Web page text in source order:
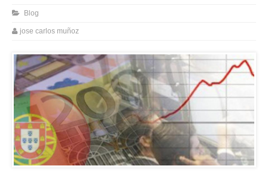
Blog
jose carlos muñoz